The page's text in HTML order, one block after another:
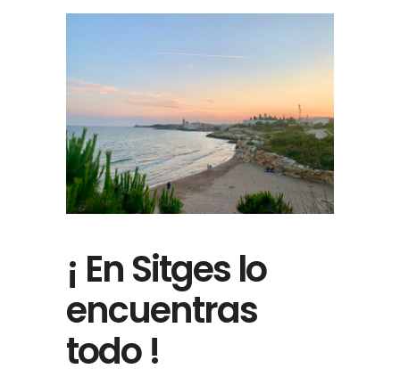
¡ En Sitges lo
encuentras
todo !